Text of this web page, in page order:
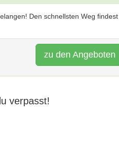
Den schnellsten Weg findest
zu den Angeboten
verpasst!
Hier